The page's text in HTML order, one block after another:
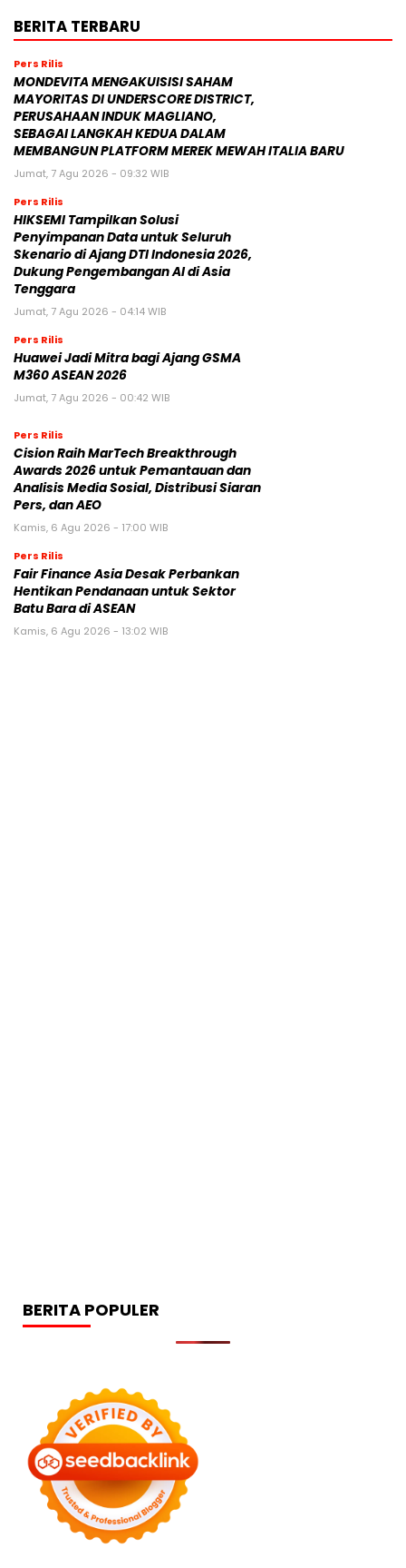
BERITA TERBARU
Pers Rilis
MONDEVITA MENGAKUISISI SAHAM
MAYORITAS DI UNDERSCORE DISTRICT,
PERUSAHAAN INDUK MAGLIANO,
SEBAGAI LANGKAH KEDUA DALAM
MEMBANGUN PLATFORM MEREK MEWAH ITALIA BARU
Jumat, 7 Agu 2026 - 09:32 WIB
Pers Rilis
HIKSEMI Tampilkan Solusi
Penyimpanan Data untuk Seluruh
Skenario di Ajang DTI Indonesia 2026,
Dukung Pengembangan AI di Asia
Tenggara
Jumat, 7 Agu 2026 - 04:14 WIB
Pers Rilis
Huawei Jadi Mitra bagi Ajang GSMA
M360 ASEAN 2026
Jumat, 7 Agu 2026 - 00:42 WIB
Pers Rilis
Cision Raih MarTech Breakthrough
Awards 2026 untuk Pemantauan dan
Analisis Media Sosial, Distribusi Siaran
Pers, dan AEO
Kamis, 6 Agu 2026 - 17:00 WIB
Pers Rilis
Fair Finance Asia Desak Perbankan
Hentikan Pendanaan untuk Sektor
Batu Bara di ASEAN
Kamis, 6 Agu 2026 - 13:02 WIB
BERITA POPULER